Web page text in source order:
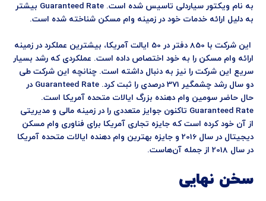
به نام ویکتور سیاردلی تاسیس شده است. Guaranteed Rate بیشتر
به دلیل ارائه خدمات خود در زمینه وام مسکن شناخته شده است.
این شرکت با 850 دفتر در 50 ایالت آمریکا، بیشترین عملکرد در زمینه
ارائه وام مسکن را به خود اختصاص داده است. عملکردی که رشد بسیار
سریع این شرکت را نیز به دنبال داشته است. چنانچه این شرکت طی
دو سال رشد چشمگیر 371 درصدی را ثبت کرد. Guaranteed Rate در
حال حاضر سومین وام دهنده بزرگ ایالات متحده آمریکا است.
Guaranteed Rate تاکنون جوایز متعددی را در زمینه مالی و مدیریتی
از آن خود کرده است که جایزه تجاری آمریکا برای فناوری وام مسکن
دیجیتال در سال 2016 و جایزه بهترین وام دهنده ایالات متحده آمریکا
در سال 2018 از جمله آن‌هاست.
سخن نهایی